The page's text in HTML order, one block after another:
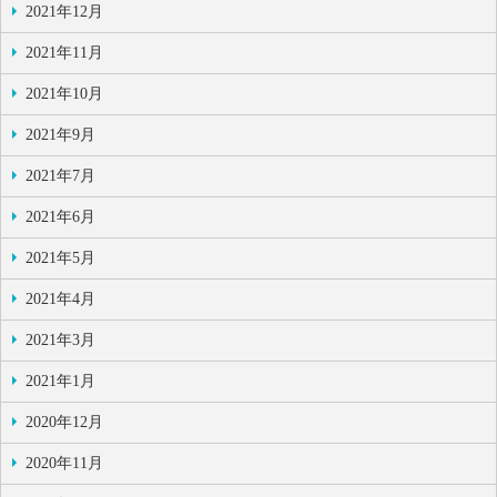
2021年12月
2021年11月
2021年10月
2021年9月
2021年7月
2021年6月
2021年5月
2021年4月
2021年3月
2021年1月
2020年12月
2020年11月